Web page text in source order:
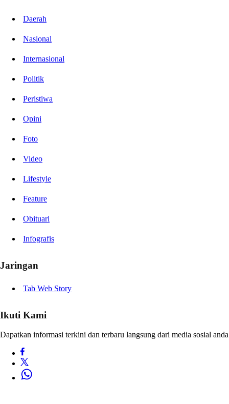
Daerah
Nasional
Internasional
Politik
Peristiwa
Opini
Foto
Video
Lifestyle
Feature
Obituari
Infografis
Jaringan
Tab Web Story
Ikuti Kami
Dapatkan informasi terkini dan terbaru langsung dari media sosial anda